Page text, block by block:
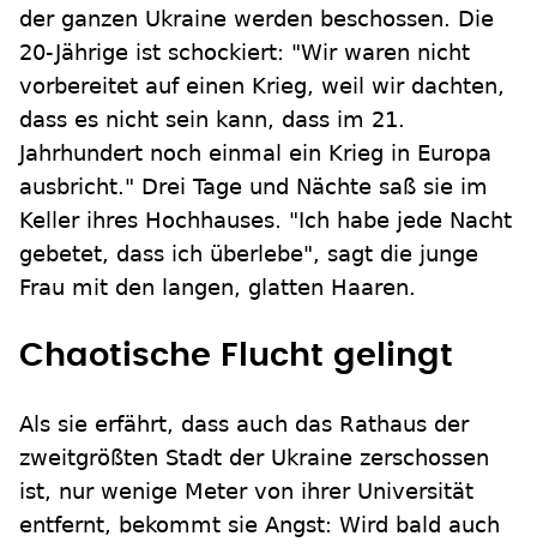
der ganzen Ukraine werden beschossen. Die
20-Jährige ist schockiert: "Wir waren nicht
vorbereitet auf einen Krieg, weil wir dachten,
dass es nicht sein kann, dass im 21.
Jahrhundert noch einmal ein Krieg in Europa
ausbricht." Drei Tage und Nächte saß sie im
Keller ihres Hochhauses. "Ich habe jede Nacht
gebetet, dass ich überlebe", sagt die junge
Frau mit den langen, glatten Haaren.
Chaotische Flucht gelingt
Als sie erfährt, dass auch das Rathaus der
zweitgrößten Stadt der Ukraine zerschossen
ist, nur wenige Meter von ihrer Universität
entfernt, bekommt sie Angst: Wird bald auch